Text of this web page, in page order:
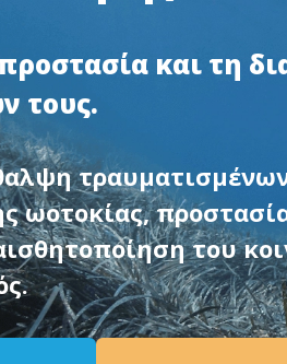
και τη
τους.
ωοτοκίας,
του